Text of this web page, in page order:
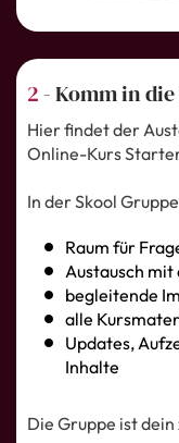
2- Komm in
Hier findet der
Online-Kurs
In der Skool
Raum für
Austausch
begleitende
alle
Updates,
Inhalte
Die Gruppe ist